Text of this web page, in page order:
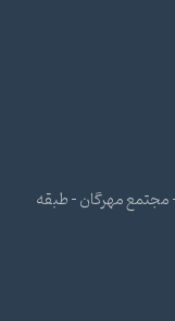
مجتمع مهرگان - طبقه